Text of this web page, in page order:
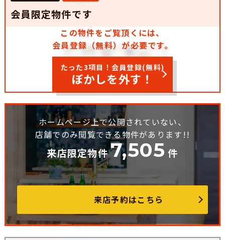
会員限定物件です
この物件をご覧頂くには、
会員登録（無料）が必要です。
たった3項目！会員登録(無料)
ぼかしを外す！
ホームページ上で公開されていない、
店舗でのみ閲覧できる物件があります!!
来店限定物件7,505 件
来店予約はこちら